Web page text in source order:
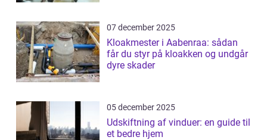
07 december 2025
Kloakmester i Aabenraa: sådan
får du styr på kloakken og undgår
dyre skader
05 december 2025
Udskiftning af vinduer: en guide til
et bedre hjem